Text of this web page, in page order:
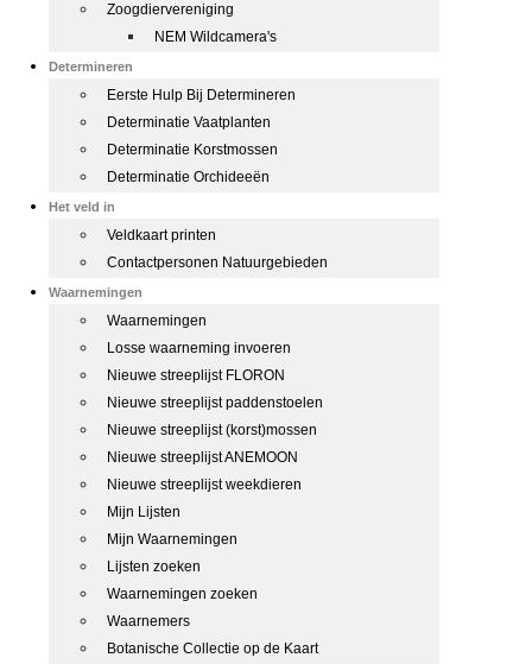
Zoogdiervereniging
NEM Wildcamera's
Determineren
Eerste Hulp Bij Determineren
Determinatie Vaatplanten
Determinatie Korstmossen
Determinatie Orchideeën
Het veld in
Veldkaart printen
Contactpersonen Natuurgebieden
Waarnemingen
Waarnemingen
Losse waarneming invoeren
Nieuwe streeplijst FLORON
Nieuwe streeplijst paddenstoelen
Nieuwe streeplijst (korst)mossen
Nieuwe streeplijst ANEMOON
Nieuwe streeplijst weekdieren
Mijn Lijsten
Mijn Waarnemingen
Lijsten zoeken
Waarnemingen zoeken
Waarnemers
Botanische Collectie op de Kaart